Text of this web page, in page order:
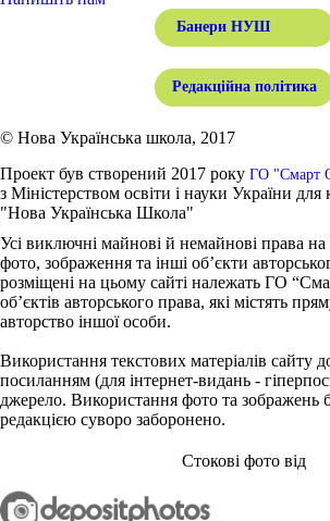
Банери НУШ
Редакційна політика
© Нова Українська школа, 2017
Проект був створений 2017 року ГО "Смарт
з Міністерством освіти і науки України для
"Нова Українська Школа"
Усі виключні майнові й немайнові права на
фото, зображення та інші об’єкти
розміщені на цьому сайті належать ГО
об’єктів авторського права, які містять
авторство іншої особи.
Використання текстових матеріалів сайту
посиланням (для інтернет-видань -
джерело. Використання фото та зображень
редакцією суворо заборонено.
Стокові фото від